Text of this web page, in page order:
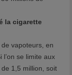
la cigarette
vapoteurs, en
se limite aux
1,5 million, soit